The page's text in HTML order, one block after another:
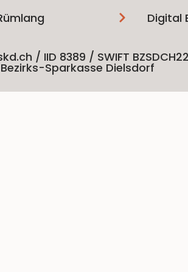
Digital
/ IID 8389 / SWIFT
Sparkasse Dielsdorf